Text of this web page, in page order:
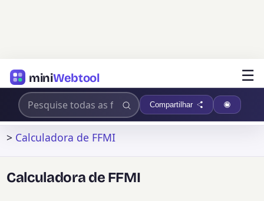
miniWebtool ☰
Compartilhar
> Calculadora de FFMI
Calculadora de FFMI